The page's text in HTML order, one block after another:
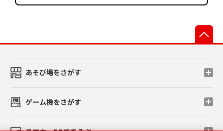
あそび場をさがす
ゲーム機をさがす